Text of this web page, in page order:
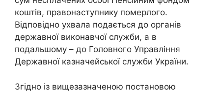
коштів, правонаступнику померлого.
Відповідно ухвала подається до органів
державної виконавчої служби, а в
подальшому – до Головного Управління
Державної казначейської служби України.
Згідно із вищезазначеною постановою